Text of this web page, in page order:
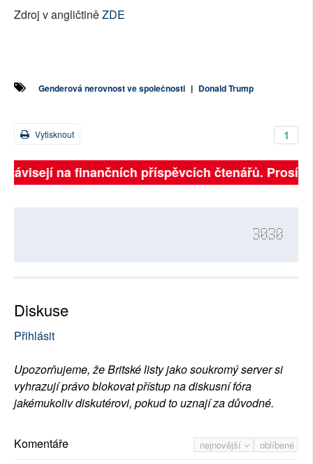
Zdroj v angličtiněZDE
Genderová nerovnost ve společnosti | Donald Trump
1
Vytisknout
na finančních příspěvcích čtenářů.
3030
Diskuse
Přihlásit
Upozorňujeme, že Britské listy jako soukromý server si
vyhrazují právo blokovat přístup na diskusní fóra
jakémukoliv diskutérovi, pokud to uznají za důvodné.
nejnovější oblíbené
Komentáře